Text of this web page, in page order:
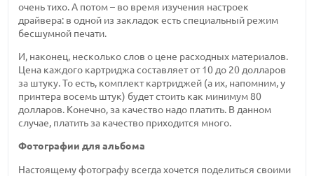
очень тихо. А потом – во время изучения настроек
драйвера: в одной из закладок есть специальный режим
бесшумной печати.
И, наконец, несколько слов о цене расходных материалов.
Цена каждого картриджа составляет от 10 до 20 долларов
за штуку. То есть, комплект картриджей (а их, напомним, у
принтера восемь штук) будет стоить как минимум 80
долларов. Конечно, за качество надо платить. В данном
случае, платить за качество приходится много.
Фотографии для альбома
Настоящему фотографу всегда хочется поделиться своими